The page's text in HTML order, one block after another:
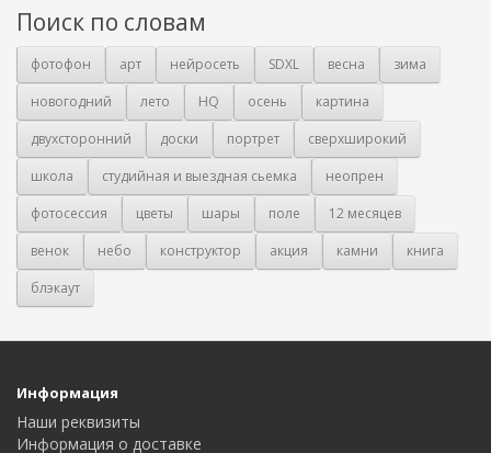
Поиск по словам
фотофон арт нейросеть SDXL весна
зима
новогодний
лето HQ осень
картина
двухсторонний
доски портрет
сверхширокий
школа
студийная и выездная сьемка
неопрен
фотосессия
цветы шары поле
12 месяцев
венок
небо конструктор акция камни
книга
блэкаут
Информация
Наши реквизиты
Информация о доставке